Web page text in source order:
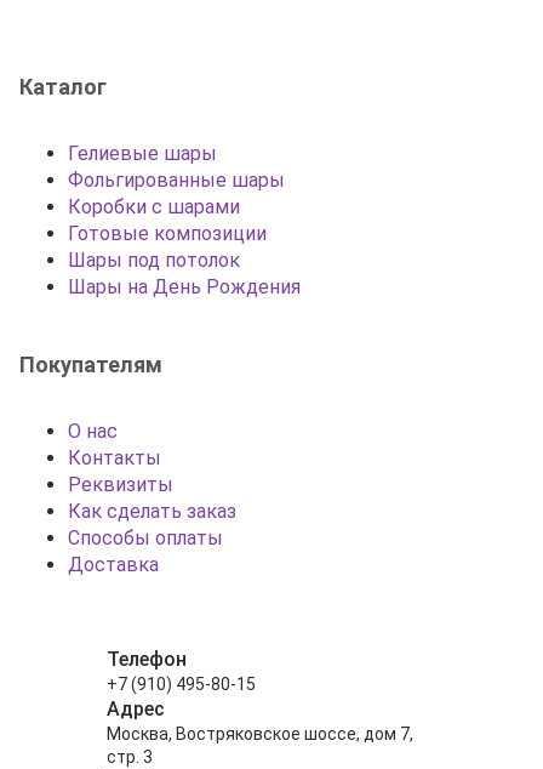
Каталог
Гелиевые шары
Фольгированные шары
Коробки с шарами
Готовые композиции
Шары под потолок
Шары на День Рождения
Покупателям
О нас
Контакты
Реквизиты
Как сделать заказ
Способы оплаты
Доставка
Телефон
+7 (910) 495-80-15
Адрес
Москва, Востряковское шоссе, дом 7,
стр. 3